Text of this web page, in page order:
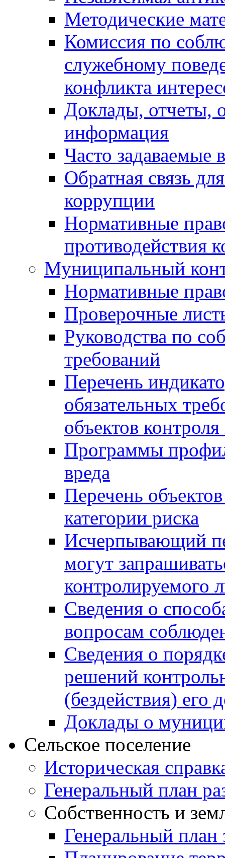
Методические
Комиссия по
служебному
конфликта
Доклады, отчеты,
информация
Часто задаваемые
Обратная связь
коррупции
Нормативные
противодействия
Муниципальный
Нормативные
Проверочные
Руководства по
требований
Перечень
обязательных
объектов
Программы
вреда
Перечень
категории риска
Исчерпывающий
могут
контролируемого
Сведения о
вопросам
Сведения о
решений
(бездействия)
Доклады о
Сельское поселение
Историческая
Генеральный план
Собственность и
Генеральный план